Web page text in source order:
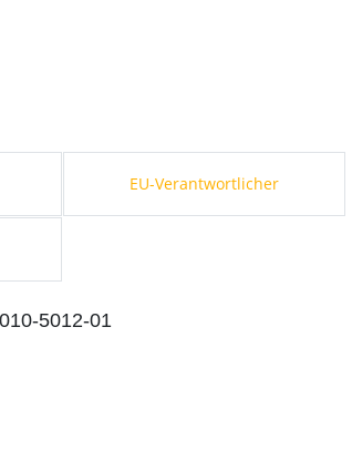
EU-Verantwortlicher
5012-01